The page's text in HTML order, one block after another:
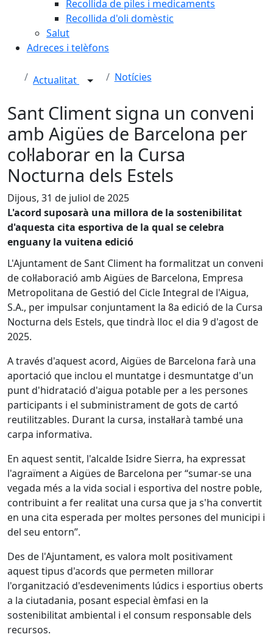
Recollida de piles i medicaments
Recollida d'oli domèstic
Salut
Adreces i telèfons
Actualitat Notícies
Sant Climent signa un conveni
amb Aigües de Barcelona per
col·laborar en la Cursa
Nocturna dels Estels
Dijous, 31 de juliol de 2025
L'acord suposarà una millora de la sostenibilitat
d'aquesta cita esportiva de la qual se celebra
enguany la vuitena edició
L'Ajuntament de Sant Climent ha formalitzat un conveni
de col·laboració amb Aigües de Barcelona, Empresa
Metropolitana de Gestió del Cicle Integral de l'Aigua,
S.A., per impulsar conjuntament la 8a edició de la Cursa
Nocturna dels Estels, que tindrà lloc el dia 9 d'agost de
2025.
A través d'aquest acord, Aigües de Barcelona farà una
aportació que inclou el muntatge i desmuntatge d'un
punt d'hidratació d'aigua potable per a les persones
participants i el subministrament de gots de cartó
reutilitzables. Durant la cursa, instal·larà també una
carpa informativa.
En aquest sentit, l'alcalde Isidre Sierra, ha expressat
l'agraïment a Aigües de Barcelona per “sumar-se una
vegada més a la vida social i esportiva del nostre poble,
contribuint a fer realitat una cursa que ja s'ha convertit
en una cita esperada per moltes persones del municipi i
del seu entorn”.
Des de l'Ajuntament, es valora molt positivament
aquest tipus d'acords que permeten millorar
l'organització d'esdeveniments lúdics i esportius oberts
a la ciutadania, posant especial èmfasi en la
sostenibilitat ambiental i el consum responsable dels
recursos.